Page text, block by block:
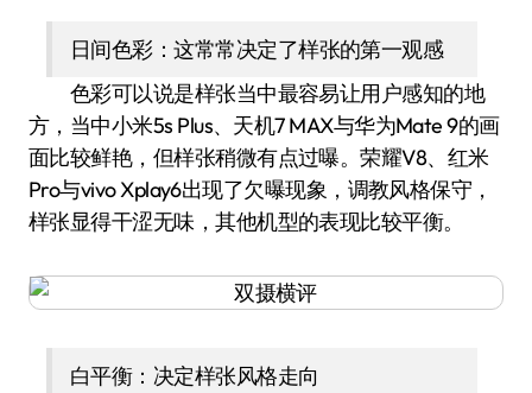
日间色彩：这常常决定了样张的第一观感
色彩可以说是样张当中最容易让用户感知的地
方，当中小米5s Plus、天机7 MAX与华为Mate 9的画
面比较鲜艳，但样张稍微有点过曝。荣耀V8、红米
Pro与vivo Xplay6出现了欠曝现象，调教风格保守，
样张显得干涩无味，其他机型的表现比较平衡。
白平衡：决定样张风格走向